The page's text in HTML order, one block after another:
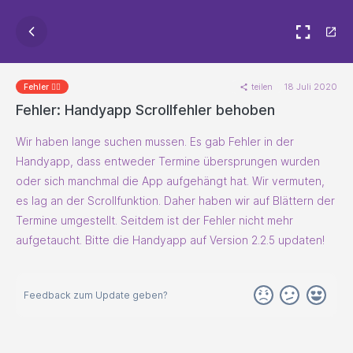
Fehler 🐱‍💻 teilen 18 Juli 2020
Fehler: Handyapp Scrollfehler behoben
Wir haben lange suchen mussen. Es gab Fehler in der
Handyapp, dass entweder Termine übersprungen wurden
oder sich manchmal die App aufgehängt hat. Wir vermuten,
es lag an der Scrollfunktion. Daher haben wir auf Blättern der
Termine umgestellt. Seitdem ist der Fehler nicht mehr
aufgetaucht. Bitte die Handyapp auf Version 2.2.5 updaten!
Feedback zum Update geben?